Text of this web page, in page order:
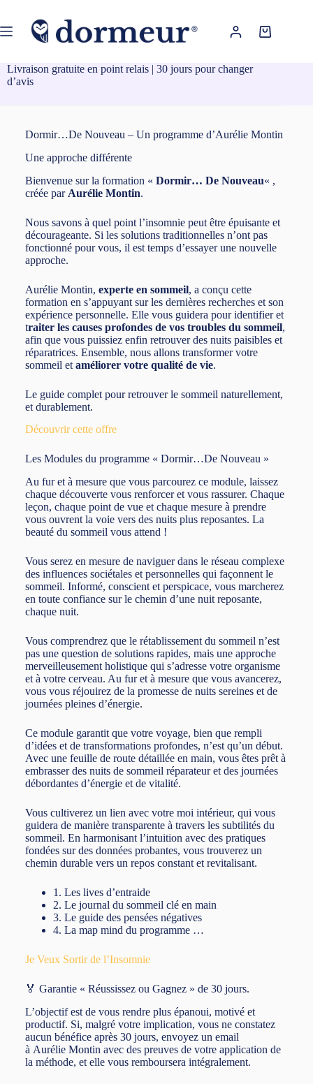
contenu
Panier
Livraison gratuite en point relais | 30 jours pour changer
d’avis
Dormir…De Nouveau – Un programme d’Aurélie Montin
Une approche différente
Bienvenue sur la formation « Dormir… De Nouveau« ,
créée par Aurélie Montin.
Nous savons à quel point l’insomnie peut être épuisante et
décourageante. Si les solutions traditionnelles n’ont pas
fonctionné pour vous, il est temps d’essayer une nouvelle
approche.
Aurélie Montin, experte en sommeil, a conçu cette
formation en s’appuyant sur les dernières recherches et son
expérience personnelle. Elle vous guidera pour identifier et
traiter les causes profondes de vos troubles du sommeil,
afin que vous puissiez enfin retrouver des nuits paisibles et
réparatrices. Ensemble, nous allons transformer votre
sommeil et améliorer votre qualité de vie.
Le guide complet pour retrouver le sommeil naturellement,
et durablement.
Découvrir cette offre
Les Modules du programme « Dormir…De Nouveau »
Au fur et à mesure que vous parcourez ce module, laissez
chaque découverte vous renforcer et vous rassurer. Chaque
leçon, chaque point de vue et chaque mesure à prendre
vous ouvrent la voie vers des nuits plus reposantes. La
beauté du sommeil vous attend !
Vous serez en mesure de naviguer dans le réseau complexe
des influences sociétales et personnelles qui façonnent le
sommeil. Informé, conscient et perspicace, vous marcherez
en toute confiance sur le chemin d’une nuit reposante,
chaque nuit.
Vous comprendrez que le rétablissement du sommeil n’est
pas une question de solutions rapides, mais une approche
merveilleusement holistique qui s’adresse votre organisme
et à votre cerveau. Au fur et à mesure que vous avancerez,
vous vous réjouirez de la promesse de nuits sereines et de
journées pleines d’énergie.
Ce module garantit que votre voyage, bien que rempli
d’idées et de transformations profondes, n’est qu’un début.
Avec une feuille de route détaillée en main, vous êtes prêt à
embrasser des nuits de sommeil réparateur et des journées
débordantes d’énergie et de vitalité.
Vous cultiverez un lien avec votre moi intérieur, qui vous
guidera de manière transparente à travers les subtilités du
sommeil. En harmonisant l’intuition avec des pratiques
fondées sur des données probantes, vous trouverez un
chemin durable vers un repos constant et revitalisant.
1. Les lives d’entraide
2. Le journal du sommeil clé en main
3. Le guide des pensées négatives
4. La map mind du programme …
Je Veux Sortir de l’Insomnie
🏅 Garantie « Réussissez ou Gagnez » de 30 jours.
L’objectif est de vous rendre plus épanoui, motivé et
productif. Si, malgré votre implication, vous ne constatez
aucun bénéfice après 30 jours, envoyez un email
à Aurélie Montin avec des preuves de votre application de
la méthode, et elle vous remboursera intégralement.